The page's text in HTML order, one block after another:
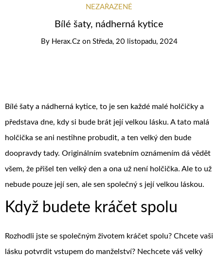
NEZAŘAZENÉ
Bílé šaty, nádherná kytice
By Herax.cz on Středa, 20 listopadu, 2024
Bílé šaty a nádherná kytice, to je sen každé malé holčičky a
představa dne, kdy si bude brát její velkou lásku. A tato malá
holčička se ani nestihne probudit, a ten velký den bude
doopravdy tady. Originálním svatebním oznámením dá vědět
všem, že přišel ten velký den a ona už není holčička. Ale to už
nebude pouze její sen, ale sen společný s její velkou láskou.
Když budete kráčet spolu
Rozhodli jste se společným životem kráčet spolu? Chcete vaši
lásku potvrdit vstupem do manželství? Nechcete váš velký